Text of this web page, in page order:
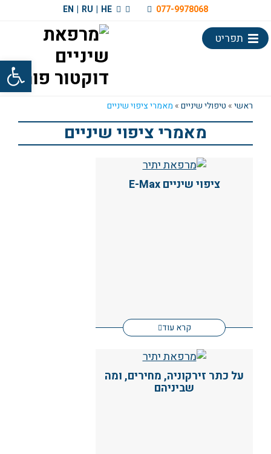
פתח
077-9978068
HE
|
RU
|
EN
ראשי» טיפולי שיניים» מאמרי ציפוי שיניים
מאמרי ציפוי שיניים
ציפוי שיניים E-Max
קרא עוד
על כתר זירקוניה, מחירים, ומה
שביניהם
תפריט